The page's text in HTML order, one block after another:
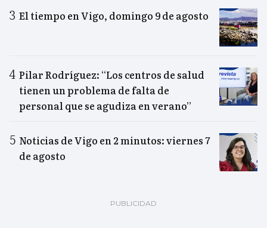
El tiempo en Vigo, domingo 9 de agosto
Pilar Rodríguez: “Los centros de salud
tienen un problema de falta de
personal que se agudiza en verano”
Noticias de Vigo en 2 minutos: viernes 7
de agosto